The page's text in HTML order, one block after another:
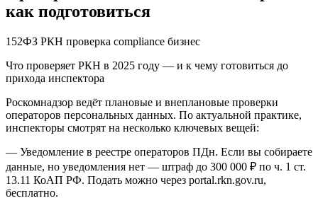
как подготовиться
152ФЗ РКН проверка compliance бизнес
Что проверяет РКН в 2025 году — и к чему готовиться до
прихода инспектора
Роскомнадзор ведёт плановые и внеплановые проверки
операторов персональных данных. По актуальной практике,
инспекторы смотрят на несколько ключевых вещей:
— Уведомление в реестре операторов ПДн. Если вы собираете
данные, но уведомления нет — штраф до 300 000 ₽ по ч. 1 ст.
13.11 КоАП РФ. Подать можно через portal.rkn.gov.ru,
бесплатно.